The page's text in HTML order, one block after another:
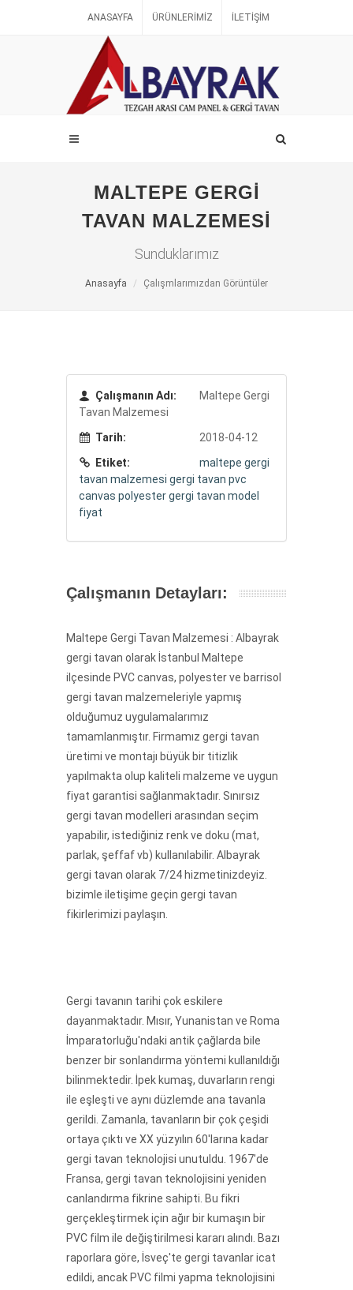
ANASAYFA ÜRÜNLERIMIZ İLETIŞIM
MALTEPE GERGI
TAVAN MALZEMESI
Sunduklarımız
Anasayfa Çalışmlarımızdan Görüntüler
Çalışmanın Adı:
Maltepe Gergi
Tavan Malzemesi
Tarih:
2018-04-12
Etiket:
maltepe gergi
tavan malzemesi gergi tavan pvc
canvas polyestergergi tavan model
fiyat
Çalışmanın Detayları:
Maltepe Gergi Tavan Malzemesi : Albayrak
gergi tavan olarak İstanbul Maltepe
ilçesinde PVC canvas, polyester ve barrisol
gergi tavan malzemeleriyle yapmış
olduğumuz uygulamalarımız
tamamlanmıştır. Firmamız gergi tavan
üretimi ve montajı büyük bir titizlik
yapılmakta olup kaliteli malzeme ve uygun
fiyat garantisi sağlanmaktadır. Sınırsız
gergi tavan modelleri arasından seçim
yapabilir, istediğiniz renk ve doku (mat,
parlak, şeffaf vb) kullanılabilir. Albayrak
gergi tavan olarak 7/24 hizmetinizdeyiz.
bizimle iletişime geçin gergi tavan
fikirlerimizi paylaşın.
Gergi tavanın tarihi çok eskilere
dayanmaktadır. Mısır, Yunanistan ve Roma
İmparatorluğu'ndaki antik çağlarda bile
benzer bir sonlandırma yöntemi kullanıldığı
bilinmektedir. İpek kumaş, duvarların rengi
ile eşleşti ve aynı düzlemde ana tavanla
gerildi. Zamanla, tavanların bir çok çeşidi
ortaya çıktı ve XX yüzyılın 60'larına kadar
gergi tavan teknolojisi unutuldu. 1967'de
Fransa, gergi tavan teknolojisini yeniden
canlandırma fikrine sahipti. Bu fikri
gerçekleştirmek için ağır bir kumaşın bir
PVC film ile değiştirilmesi kararı alındı. Bazı
raporlara göre, İsveç'te gergi tavanlar icat
edildi, ancak PVC filmi yapma teknolojisini